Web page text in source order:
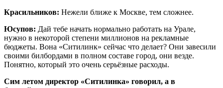
Красильников: Нежели ближе к Москве, тем сложнее.
Юсупов: Дай тебе начать нормально работать на Урале,
нужно в некоторой степени миллионов на рекламные
бюджеты. Вона «Ситилинк» сейчас что делает? Они завесили
своими билбордами в полном составе город, они везде.
Понятно, который это очень серьёзные расходы.
Сим летом директор «Ситилинка» говорил, а в